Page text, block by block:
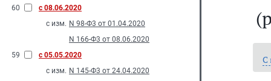
60
с 08.06.2020
с изм. N 98-Ф3 от 01.04.2020
N 166-Ф3 от 08.06.2020
59
с 05.05.2020
с изм. N 145-Ф3 от 24.04.2020
С